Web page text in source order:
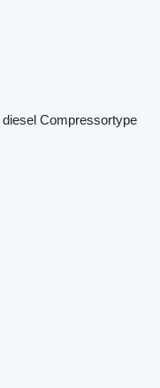
diesel Compressortype